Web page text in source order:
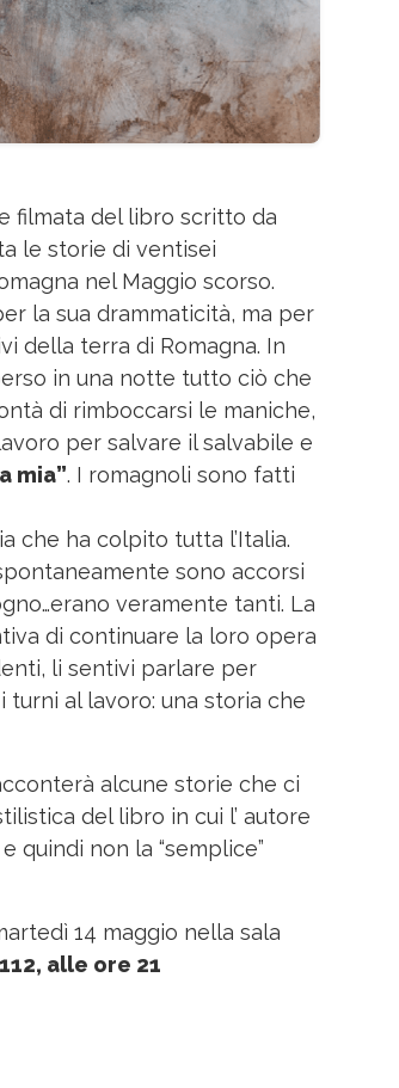
filmata del libro scritto da
le storie di ventisei
nel Maggio scorso.
la sua drammaticità, ma per
della terra di Romagna. In
in una notte tutto ciò che
di rimboccarsi le maniche,
per salvare il salvabile e
mia”. I romagnoli sono fatti
che ha colpito tutta l’Italia.
sono accorsi
veramente tanti. La
di continuare la loro opera
li sentivi parlare per
al lavoro: una storia che
alcune storie che ci
del libro in cui l’ autore
quindi non la “semplice”
14 maggio nella sala
alle ore 21